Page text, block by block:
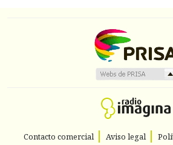
Contacto comercial Aviso legal